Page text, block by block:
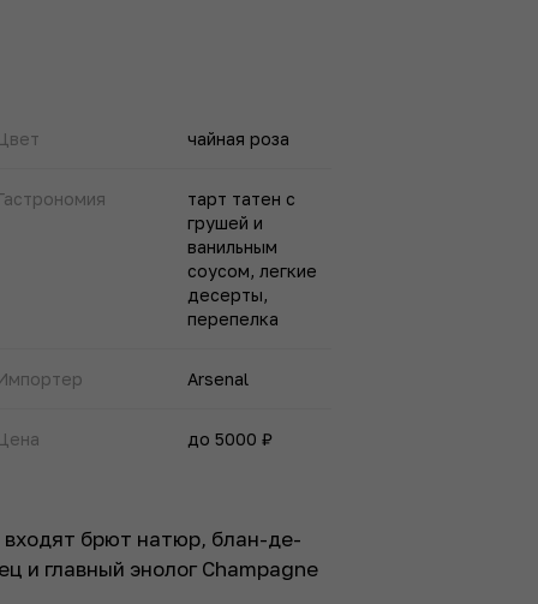
чайная роза
тарт татен с
грушей и
ванильным
соусом, легкие
десерты,
перепелка
Arsenal
до 5000 ₽
брют натюр, блан-де-
и главный энолог Champagne